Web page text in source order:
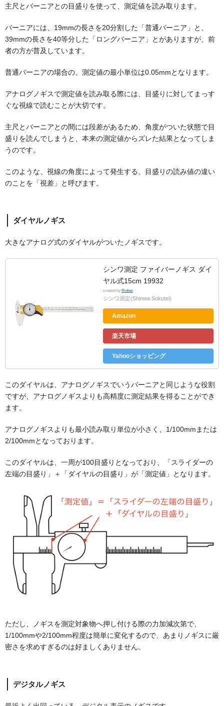
主尺とバーニアとの目盛りを使って、測定値を読み取ります。
バーニアには、19mmの長さを20分割した「普通バーニア」と、
39mmの長さを40等分した「ロングバーニア」とがありますが、前
者の方が普及しています。
普通バーニアの場合の、測定値の最小単位は0.05mmとなります。
アナログノギスで測定値を読み取る際には、目盛りに対してまっす
ぐな視線で読むことが大切です。
主尺とバーニアとの間には段差があるため、角度がついた状態で目
盛りを読んでしまうと、本来の測定値からズレた結果となってしま
うのです。
このような、視線の角度によって発生する、目盛りの読み値の違い
のことを「視差」と呼びます。
ダイヤルノギス
大きなアナログ式のダイヤルがついたノギスです。
シンワ測定 ファイバーノギス ダイ
ヤル式15cm 19932
created by Rinker
シンワ測定(Shinwa Sokutei)
Amazon
楽天市場
Yahooショッピング
このダイヤルは、アナログノギスでいうバーニアと同じような役割
ですが、アナログノギスよりも高精度に測定結果を得ることができ
ます。
アナログノギスよりも最小読み取り単位が小さく、1/100mmまたは
2/100mmとなっております。
このダイヤルは、一周が100目盛りとなっており、「スライダーの
左端の目盛り」＋「ダイヤルの目盛り」が「測定値」となります。
ただし、ノギスを測定対象物へ押し付ける際の力加減次第で、
1/100mmや2/100mm程度は簡単に変化するので、あまりノギスに厳
密さを求めすぎるのは好ましくありません。
デジタルノギス